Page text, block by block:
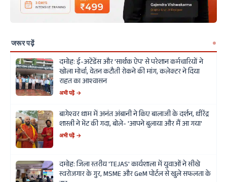
जरूर पढ़ें
दमोह: ई-अटेंडेंस और 'सार्थक ऐप' से परेशान कर्मचारियों ने
खोला मोर्चा, वेतन कटौती रोकने की मांग, कलेक्टर ने दिया
राहत का आश्वासन
अभी पढ़ें →
बागेश्वर धाम में अनंत अंबानी ने किए बालाजी के दर्शन, धीरेंद्र
शास्त्री ने भेंट की गदा, बोले- 'आपने बुलाया और मैं आ गया'
अभी पढ़ें →
दमोह: जिला स्तरीय 'TEJAS' कार्यशाला में युवाओं ने सीखे
स्वरोजगार के गुर, MSME और GeM पोर्टल से खुले सफलता के